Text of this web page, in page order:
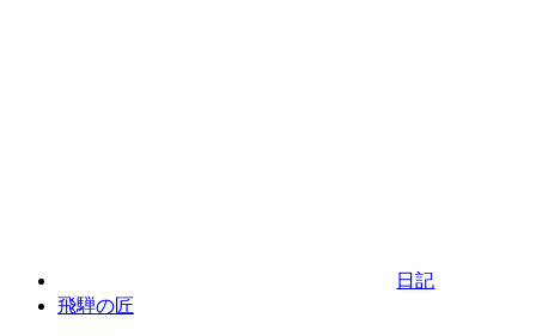
日記
飛騨の匠